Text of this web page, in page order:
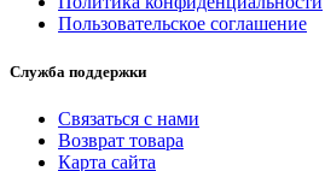
Пользовательское соглашение
Служба поддержки
Связаться с нами
Возврат товара
Карта сайта